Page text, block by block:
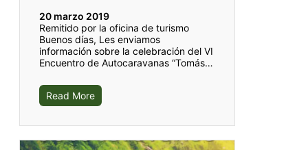
20 marzo 2019
Remitido por la oficina de turismo
Buenos días, Les enviamos
información sobre la celebración del VI
Encuentro de Autocaravanas “Tomás…
Read More